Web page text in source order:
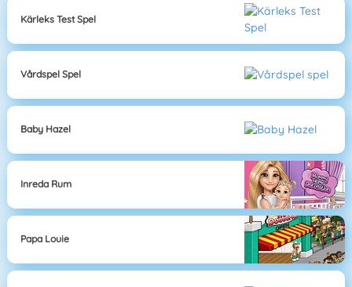
Kärleks Test Spel
Vårdspel Spel
Baby Hazel
Inreda Rum
Papa Louie